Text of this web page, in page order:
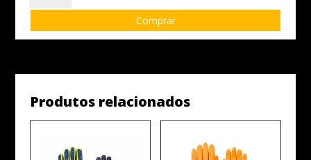
Amarrar
Comprar
Produtos relacionados